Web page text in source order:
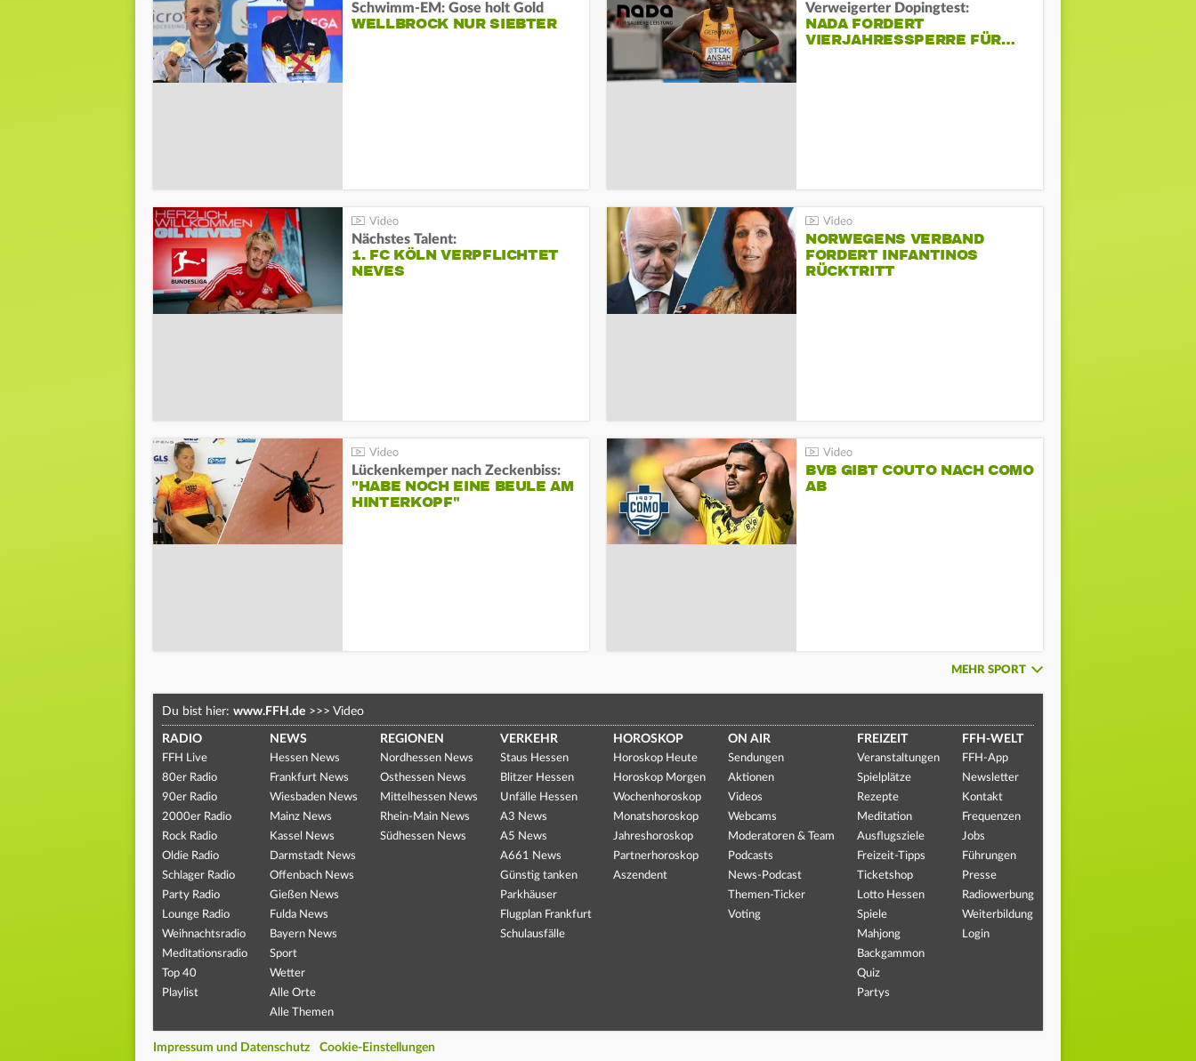
Schwimm-EM: Gose holt Gold
WELLBROCK NUR SIEBTER
Verweigerter Dopingtest:
NADA FORDERT
VIERJAHRESSPERRE FÜR…
Nächstes Talent:
1. FC KÖLN VERPFLICHTET
NEVES
NORWEGENS VERBAND
FORDERT INFANTINOS
RÜCKTRITT
Lückenkemper nach Zeckenbiss:
"HABE NOCH EINE BEULE AM
HINTERKOPF"
BVB GIBT COUTO NACH COMO
AB
MEHR SPORT
Du bist hier: www.FFH.de >>> Video
RADIO
FFH Live
80er Radio
90er Radio
2000er Radio
Rock Radio
Oldie Radio
Schlager Radio
Party Radio
Lounge Radio
Weihnachtsradio
Meditationsradio
Top 40
Playlist
NEWS
Hessen News
Frankfurt News
Wiesbaden News
Mainz News
Kassel News
Darmstadt News
Offenbach News
Gießen News
Fulda News
Bayern News
Sport
Wetter
Alle Orte
Alle Themen
REGIONEN
Nordhessen News
Osthessen News
Mittelhessen News
Rhein-Main News
Südhessen News
VERKEHR
Staus Hessen
Blitzer Hessen
Unfälle Hessen
A3 News
A5 News
A661 News
Günstig tanken
Parkhäuser
Flugplan Frankfurt
Schulausfälle
HOROSKOP
Horoskop Heute
Horoskop Morgen
Wochenhoroskop
Monatshoroskop
Jahreshoroskop
Partnerhoroskop
Aszendent
ON AIR
Sendungen
Aktionen
Videos
Webcams
Moderatoren & Team
Podcasts
News-Podcast
Themen-Ticker
Voting
FREIZEIT
Veranstaltungen
Spielplätze
Rezepte
Meditation
Ausflugsziele
Freizeit-Tipps
Ticketshop
Lotto Hessen
Spiele
Mahjong
Backgammon
Quiz
Partys
FFH-WELT
FFH-App
Newsletter
Kontakt
Frequenzen
Jobs
Führungen
Presse
Radiowerbung
Weiterbildung
Login
Impressum und Datenschutz Cookie-Einstellungen